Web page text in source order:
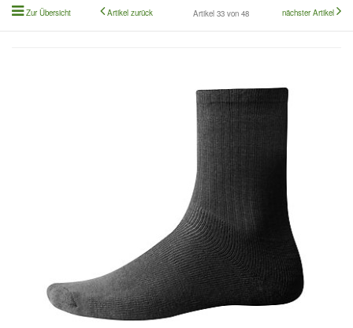
Zur Übersicht Artikel zurück Artikel 33 von 48 nächster Artikel